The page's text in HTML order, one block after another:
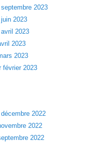
2023
2023
2023
2023
2023
février 2023
2022
2022
2022